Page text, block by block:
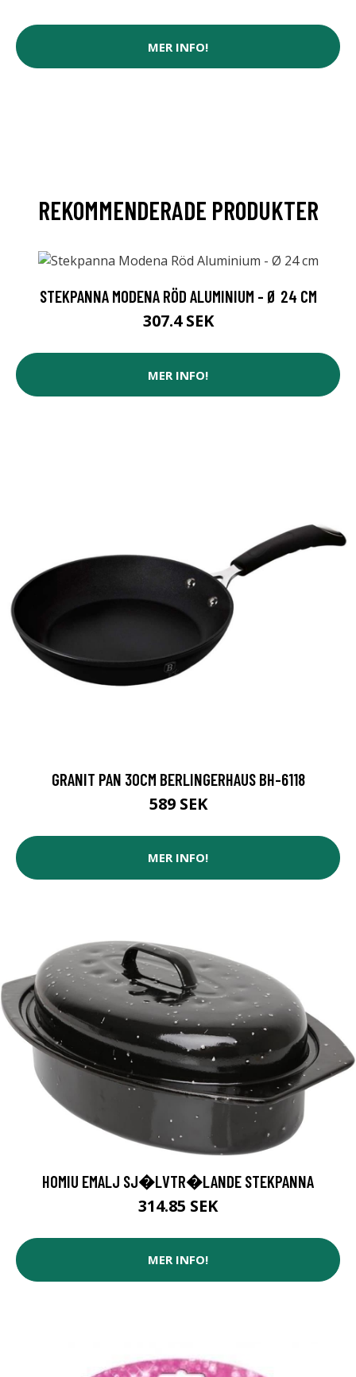
MER INFO!
REKOMMENDERADE PRODUKTER
STEKPANNA MODENA RÖD ALUMINIUM - Ø 24 CM
307.4 SEK
MER INFO!
GRANIT PAN 30CM BERLINGERHAUS BH-6118
589 SEK
MER INFO!
HOMIU EMALJ SJ�LVTR�LANDE STEKPANNA
314.85 SEK
MER INFO!